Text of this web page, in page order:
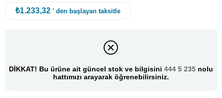
₺1.233,32 ' den başlayan taksitle
DİKKAT! Bu ürüne ait güncel stok ve bilgisini 444 5 235 nolu
hattımızı arayarak öğrenebilirsiniz.